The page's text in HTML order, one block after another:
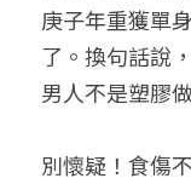
庚子年重獲單
了。換句話說
男人不是塑膠
別懷疑！食傷